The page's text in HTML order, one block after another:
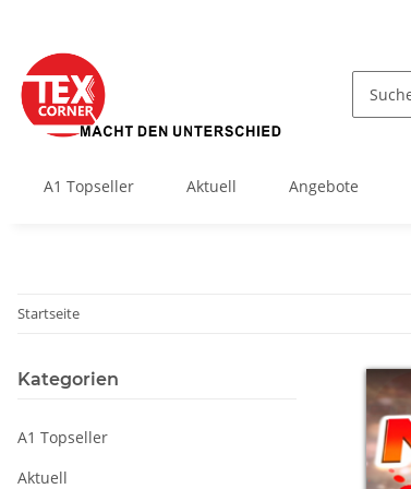
A1 Topseller Aktuell Angebote
Startseite
Kategorien
A1 Topseller
Aktuell